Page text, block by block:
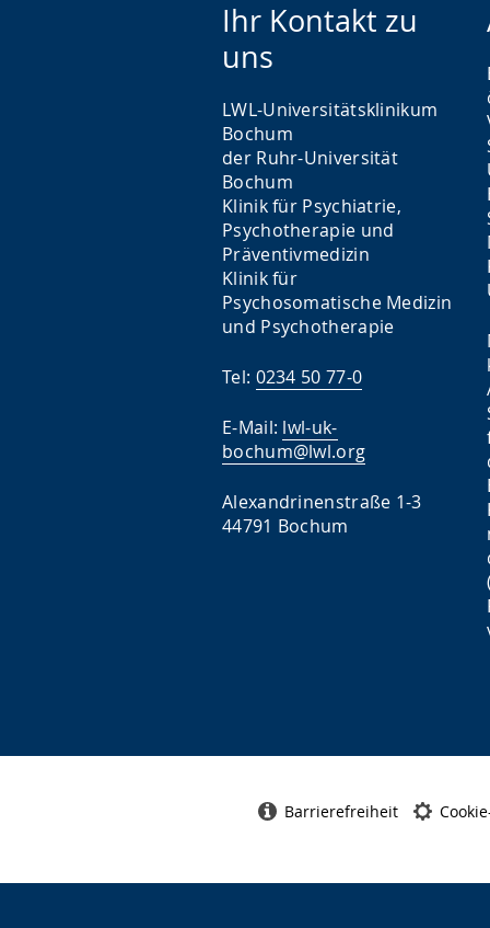
Ihr Kontakt zu
uns
LWL-Universitätsklinikum
Bochum
der Ruhr-Universität
Bochum
Klinik für Psychiatrie,
Psychotherapie und
Präventivmedizin
Klinik für
Psychosomatische Medizin
und Psychotherapie
Tel: 0234 50 77-0
E-Mail: lwl-uk-
bochum@lwl.org
Alexandrinenstraße 1-3
44791 Bochum
Barrierefreiheit